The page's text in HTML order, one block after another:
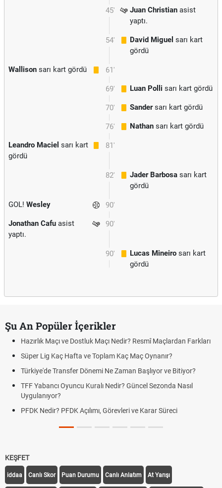
45' Juan Christian asist
yaptı.
54' David Miguel sarı kart
gördü
61'
Wallison sarı kart gördü
69' Luan Polli sarı kart gördü
70' Sandersarı kart gördü
76' Nathan sarı kart gördü
81'
Leandro Maciel sarı kart
gördü
82' Jader Barbosa sarı kart
gördü
90'
GOL! Wesley
90'
Jonathan Cafu asist
yaptı.
90' Lucas Mineiro sarı kart
gördü
Şu An Popüler İçerikler
Hazırlık Maçı ve Dostluk Maçı Nedir? Resmî Maçlardan Farkları
Süper Lig Kaç Hafta ve Toplam Kaç Maç Oynanır?
Türkiye'de Transfer Dönemi Ne Zaman Başlıyor ve Bitiyor?
TFF Yabancı Oyuncu Kuralı Nedir? Güncel Sezonda Nasıl
Uygulanıyor?
PFDK Nedir? PFDK Açılımı, Görevleri ve Karar Süreci
KEŞFET
iddaa Canlı Skor Puan Durumu Canlı Anlatım At Yarışı